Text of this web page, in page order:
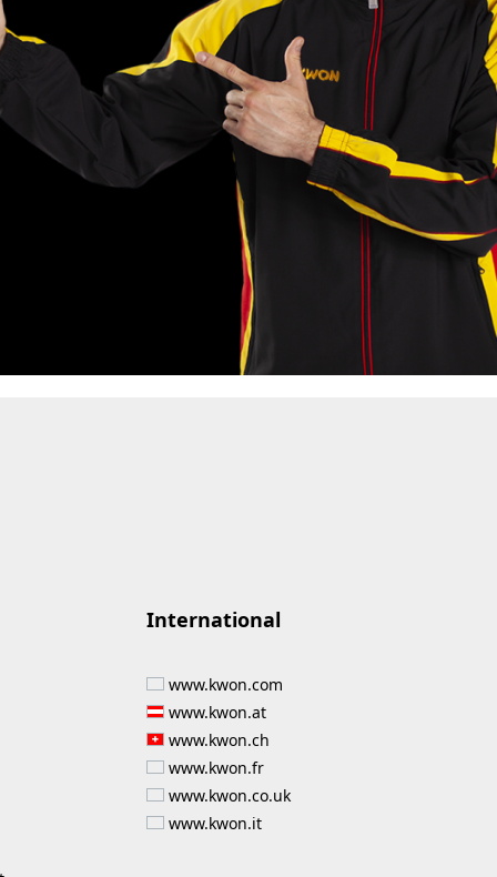
International
www.kwon.com
www.kwon.at
www.kwon.ch
www.kwon.fr
www.kwon.co.uk
www.kwon.it